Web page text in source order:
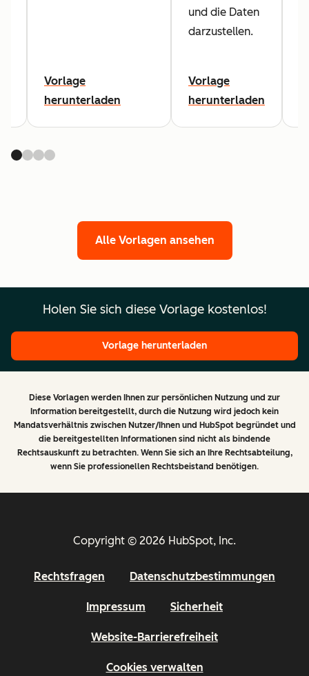
Vorlage
herunterladen
und die Daten
darzustellen.
Vorlage
herunterladen
Alle Vorlagen ansehen
Holen Sie sich diese Vorlage kostenlos!
Vorlage herunterladen
Diese Vorlagen werden Ihnen zur persönlichen Nutzung und zur
Information bereitgestellt, durch die Nutzung wird jedoch kein
Mandatsverhältnis zwischen Nutzer/Ihnen und HubSpot begründet und
die bereitgestellten Informationen sind nicht als bindende
Rechtsauskunft zu betrachten. Wenn Sie sich an Ihre Rechtsabteilung,
wenn Sie professionellen Rechtsbeistand benötigen.
Copyright © 2026 HubSpot, Inc.
Rechtsfragen Datenschutzbestimmungen
Impressum Sicherheit
Website-Barrierefreiheit
Cookies verwalten